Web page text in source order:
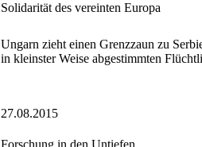
Solidarität des vereinten Europa
Ungarn zieht einen Grenzzaun zu
in kleinster Weise abgestimmten
27.08.2015